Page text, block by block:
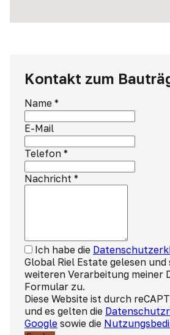
Kontakt zum
Name *
E-Mail
Telefon *
Nachricht *
Ich habe die
Global Riel Estate gelesen und
weiteren Verarbeitung meiner
Formular zu.
Diese Website ist durch
und es gelten die
Google sowie die